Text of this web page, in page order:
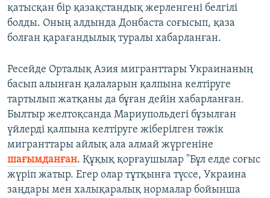
қатысқан бір қазақстандық жерленгені белгілі
болды. Оның алдында Донбаста соғысып, қаза
болған қарағандылық туралы хабарланған.
Ресейде Орталық Азия мигранттары Украинаның
басып алынған қалаларын қалпына келтіруге
тартылып жатқаны да бұған дейін хабарланған.
Былтыр желтоқсанда Мариупольдегі бұзылған
үйлерді қалпына келтіруге жіберілген тәжік
мигранттары айлық ала алмай жүргеніне
шағымданған. Құқық қорғаушылар "Бұл елде соғыс
жүріп жатыр. Егер олар тұтқынға түссе, Украина
заңдары мен халықаралық нормалар бойынша